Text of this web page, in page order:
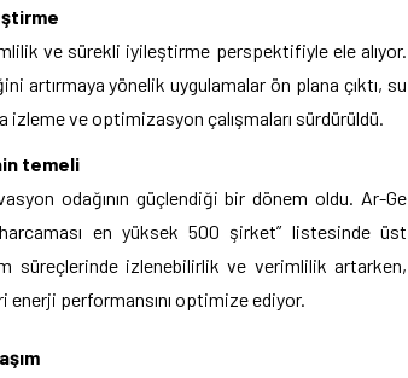
ve sürekli iyileştirme perspektifiyle ele alıyor.
artırmaya yönelik uygulamalar ön plana çıktı, su
izleme ve optimizasyon çalışmaları sürdürüldü.
temeli
odağının güçlendiği bir dönem oldu. Ar-Ge
harcaması en yüksek 500 şirket” listesinde üst
süreçlerinde izlenebilirlik ve verimlilik artarken,
performansını optimize ediyor.